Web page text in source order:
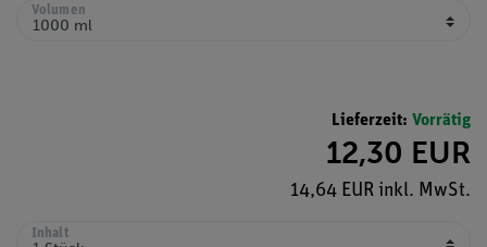
Volumen
Lieferzeit: Vorrätig
12,30 EUR
14,64 EUR inkl. MwSt.
Inhalt